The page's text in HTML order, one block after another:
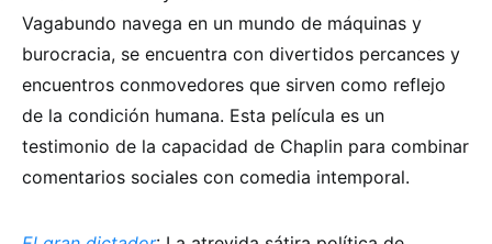
Vagabundo navega en un mundo de máquinas y
burocracia, se encuentra con divertidos percances y
encuentros conmovedores que sirven como reflejo
de la condición humana. Esta película es un
testimonio de la capacidad de Chaplin para combinar
comentarios sociales con comedia intemporal.